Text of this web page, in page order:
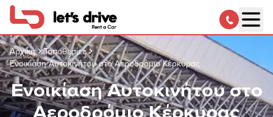
Αρχική
Τοποθεσίες
Ενοικίαση Αυτοκινήτου στο Αεροδρόμιο Κέρκυρας
Ενοικίαση Αυτοκινήτου στο